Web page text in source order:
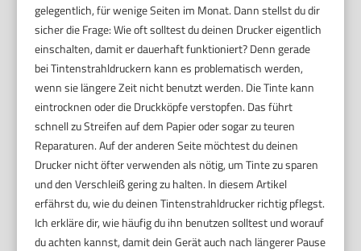
gelegentlich, für wenige Seiten im Monat. Dann stellst du dir
sicher die Frage: Wie oft solltest du deinen Drucker eigentlich
einschalten, damit er dauerhaft funktioniert? Denn gerade
bei Tintenstrahldruckern kann es problematisch werden,
wenn sie längere Zeit nicht benutzt werden. Die Tinte kann
eintrocknen oder die Druckköpfe verstopfen. Das führt
schnell zu Streifen auf dem Papier oder sogar zu teuren
Reparaturen. Auf der anderen Seite möchtest du deinen
Drucker nicht öfter verwenden als nötig, um Tinte zu sparen
und den Verschleiß gering zu halten. In diesem Artikel
erfährst du, wie du deinen Tintenstrahldrucker richtig pflegst.
Ich erkläre dir, wie häufig du ihn benutzen solltest und worauf
du achten kannst, damit dein Gerät auch nach längerer Pause